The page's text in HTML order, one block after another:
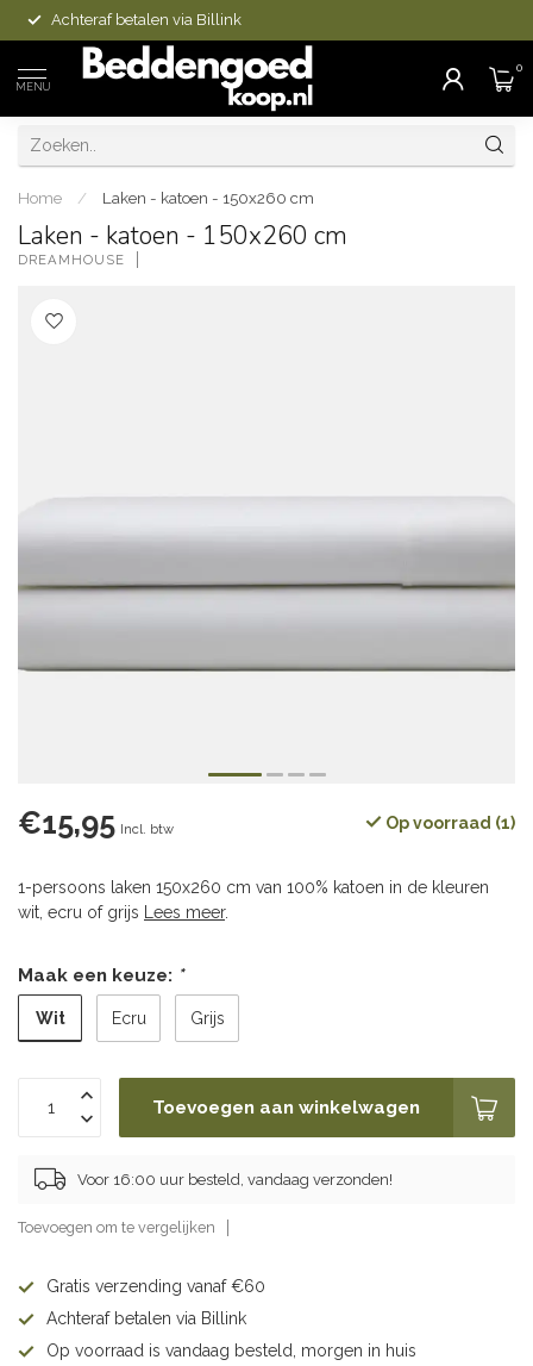
Achteraf betalen via Billink
MENU
0
Home / Laken - katoen - 150x260 cm
Laken - katoen - 150x260 cm
DREAMHOUSE
€15,95 Incl. btw Op voorraad (1)
1-persoons laken 150x260 cm van 100% katoen in de kleuren
wit, ecru of grijs
Lees meer.
Maak een keuze: *
Wit Ecru Grijs
Toevoegen aan winkelwagen
Voor 16:00 uur besteld, vandaag verzonden!
Toevoegen om te vergelijken
Gratis verzending vanaf €60
Achteraf betalen via Billink
Op voorraad is vandaag besteld, morgen in huis